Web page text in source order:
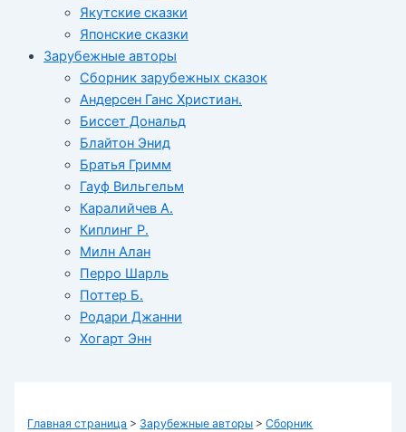
Якутские сказки
Японские сказки
Зарубежные авторы
Сборник зарубежных сказок
Андерсен Ганс Христиан.
Биссет Дональд
Блайтон Энид
Братья Гримм
Гауф Вильгельм
Каралийчев А.
Киплинг Р.
Милн Алан
Перро Шарль
Поттер Б.
Родари Джанни
Хогарт Энн
Главная страница > Зарубежные авторы >Сборник